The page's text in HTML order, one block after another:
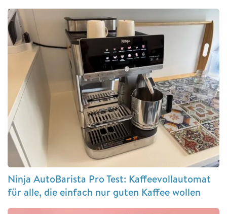
Ninja AutoBarista Pro Test: Kaffeevollautomat
für alle, die einfach nur guten Kaffee wollen